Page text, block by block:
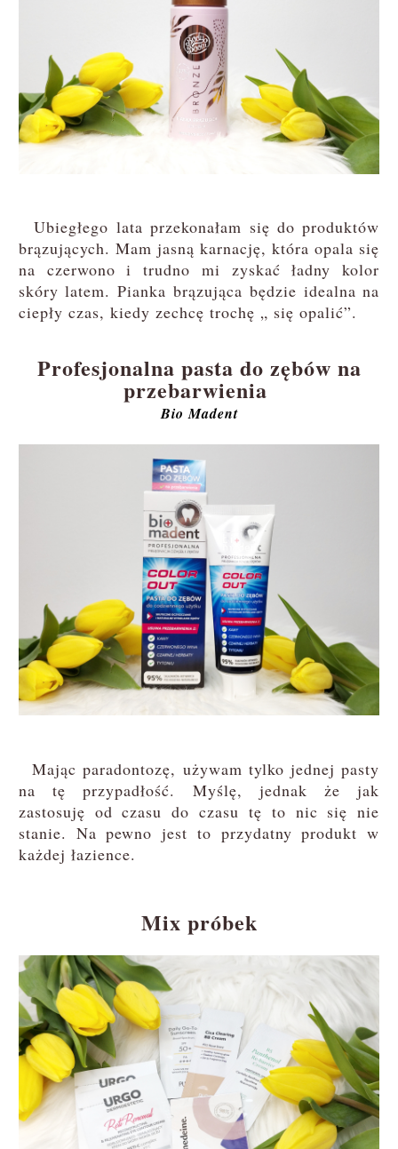
Ubiegłego lata przekonałam się do produktów
brązujących. Mam jasną karnację, która opala się
na czerwono i trudno mi zyskać ładny kolor
skóry latem. Pianka brązująca będzie idealna na
ciepły czas, kiedy zechcę trochę „ się opalić”.
Profesjonalna pasta do zębów na
przebarwienia
Bio Madent
Mając paradontozę, używam tylko jednej pasty
na tę przypadłość. Myślę, jednak że jak
zastosuję od czasu do czasu tę to nic się nie
stanie. Na pewno jest to przydatny produkt w
każdej łazience.
Mix próbek